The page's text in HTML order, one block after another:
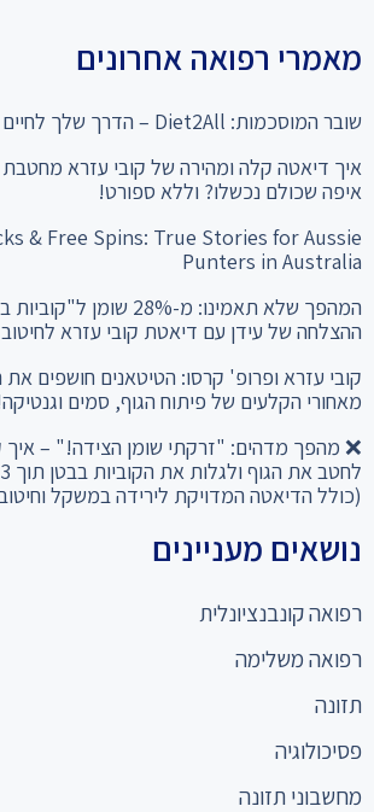
מאמרי רפואה אחרונים
שובר המוסכמות: Diet2All – הדרך שלך לחיים חדשים
איך דיאטה קלה ומהירה של קובי עזרא
איפה שכולם נכשלו? וללא ספורט!
& Free Spins: True Stories for Aussie
Punters in Australia
המהפך שלא תאמינו: מ-28%
ההצלחה של עידן עם דיאטת קובי עזרא
קובי עזרא ופרופ' קרסו: הטיטאנים חושפים
מאחורי הקלעים של פיתוח הגוף, סמים
❌ מהפך מדהים: "זרקתי שומן הצידה!" – איך
(כולל הדיאטה המדויקת לירידה במשקל
נושאים מעניינים
רפואה קונבנציונלית
רפואה משלימה
תזונה
פסיכולוגיה
מחשבוני תזונה